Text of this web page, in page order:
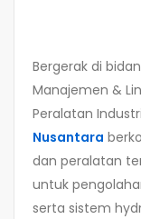
Bergerak di
Manajemen &
Peralatan
Nusantara
dan peralatan
untuk
serta sistem